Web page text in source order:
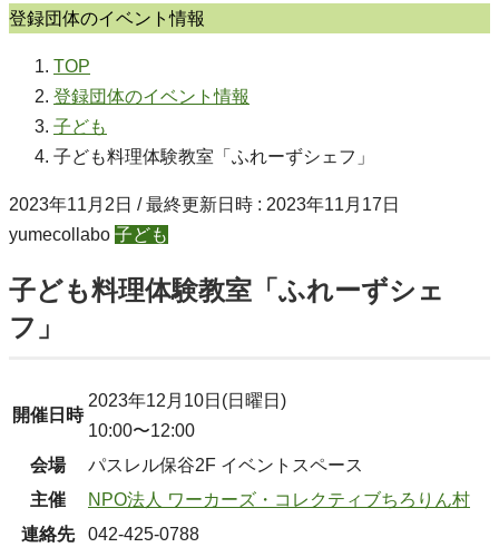
登録団体のイベント情報
TOP
登録団体のイベント情報
子ども
子ども料理体験教室「ふれーずシェフ」
2023年11月2日 / 最終更新日時 : 2023年11月17日
yumecollabo 子ども
子ども料理体験教室「ふれーずシェ
フ」
開催日時
2023年12月10日(日曜日)
10:00〜12:00
会場
パスレル保谷2F イベントスペース
主催
NPO法人 ワーカーズ・コレクティブちろりん村
連絡先
042-425-0788